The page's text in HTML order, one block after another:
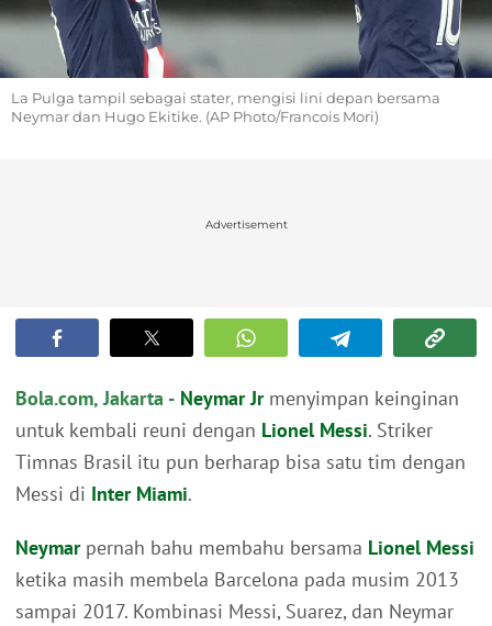
La Pulga tampil sebagai stater, mengisi lini depan bersama
Neymar dan Hugo Ekitike. (AP Photo/Francois Mori)
Advertisement
Bola.com, Jakarta - Neymar Jrmenyimpan keinginan
untuk kembali reuni dengan Lionel Messi. Striker
Timnas Brasil itu pun berharap bisa satu tim dengan
Messi di Inter Miami.
Neymarpernah bahu membahu bersama Lionel Messi
ketika masih membela Barcelona pada musim 2013
sampai 2017. Kombinasi Messi, Suarez, dan Neymar